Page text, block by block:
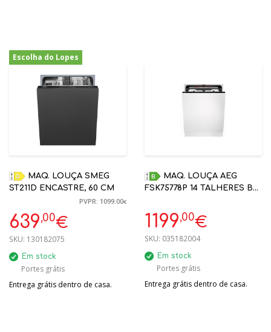
Escolha do Lopes
-42%
ST211D ENCASTRE, 60 CM
PVPR: 1099.00€
639,00€
SKU: 130182075
Em stock
Portes grátis
Entrega grátis dentro de casa.
FSK75778P 14 TALHERES B
1199,00€
SKU: 035182004
Em stock
Portes grátis
Entrega grátis dentro de casa.